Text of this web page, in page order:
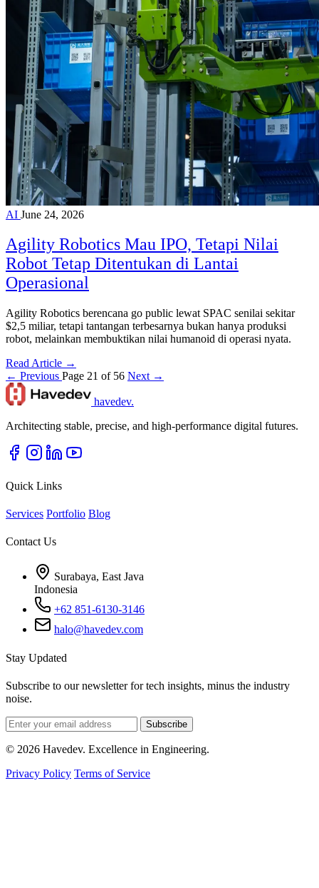
AI June 24, 2026
Agility Robotics Mau IPO, Tetapi Nilai
Robot Tetap Ditentukan di Lantai
Operasional
Agility Robotics berencana go public lewat SPAC senilai sekitar
$2,5 miliar, tetapi tantangan terbesarnya bukan hanya produksi
robot, melainkan membuktikan nilai humanoid di operasi nyata.
Read Article →
← Previous Page 21 of 56 Next →
havedev.
Architecting stable, precise, and high-performance digital futures.
Quick Links
Services Portfolio Blog
Contact Us
Surabaya, East Java
Indonesia
+62 851-6130-3146
halo@havedev.com
Stay Updated
Subscribe to our newsletter for tech insights, minus the industry
noise.
Subscribe
© 2026 Havedev. Excellence in Engineering.
Privacy Policy Terms of Service